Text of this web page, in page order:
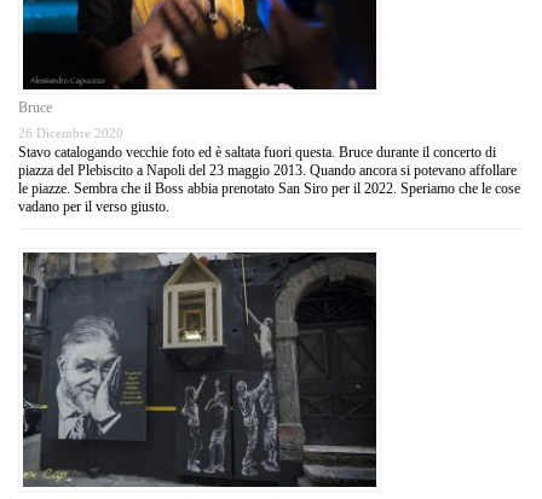
Bruce
26 Dicembre 2020
Stavo catalogando vecchie foto ed è saltata fuori questa. Bruce durante il concerto di
piazza del Plebiscito a Napoli del 23 maggio 2013. Quando ancora si potevano affollare
le piazze. Sembra che il Boss abbia prenotato San Siro per il 2022. Speriamo che le cose
vadano per il verso giusto.